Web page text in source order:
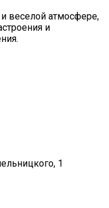
веселой атмосфере,
и
1